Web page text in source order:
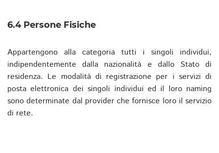
6.4 Persone Fisiche
Appartengono alla categoria tutti i singoli individui,
indipendentemente dalla nazionalità e dallo Stato di
residenza. Le modalità di registrazione per i servizi di
posta elettronica dei singoli individui ed il loro naming
sono determinate dal provider che fornisce loro il servizio
di rete.